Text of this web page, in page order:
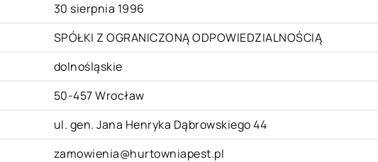
30 sierpnia 1996
SPÓŁKI Z OGRANICZONĄ ODPOWIEDZIALNOŚCIĄ
dolnośląskie
50-457 Wrocław
ul. gen. Jana Henryka Dąbrowskiego 44
zamowienia@hurtowniapest.pl